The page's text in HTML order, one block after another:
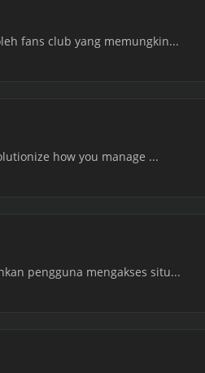
fans club yang memungkin...
how you manage ...
pengguna mengakses situ...